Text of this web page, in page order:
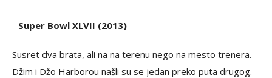
- Super Bowl XLVII (2013)
Susret dva brata, ali na na terenu nego na mesto trenera.
Džim i Džo Harborou našli su se jedan preko puta drugog.